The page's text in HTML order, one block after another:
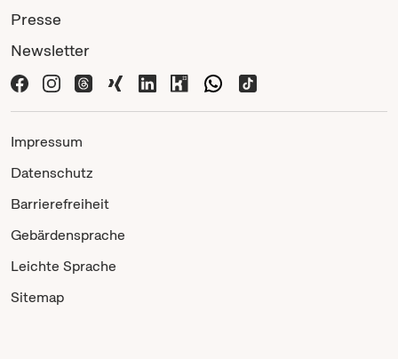
Presse
Newsletter
Impressum
Datenschutz
Barrierefreiheit
Gebärdensprache
Leichte Sprache
Sitemap